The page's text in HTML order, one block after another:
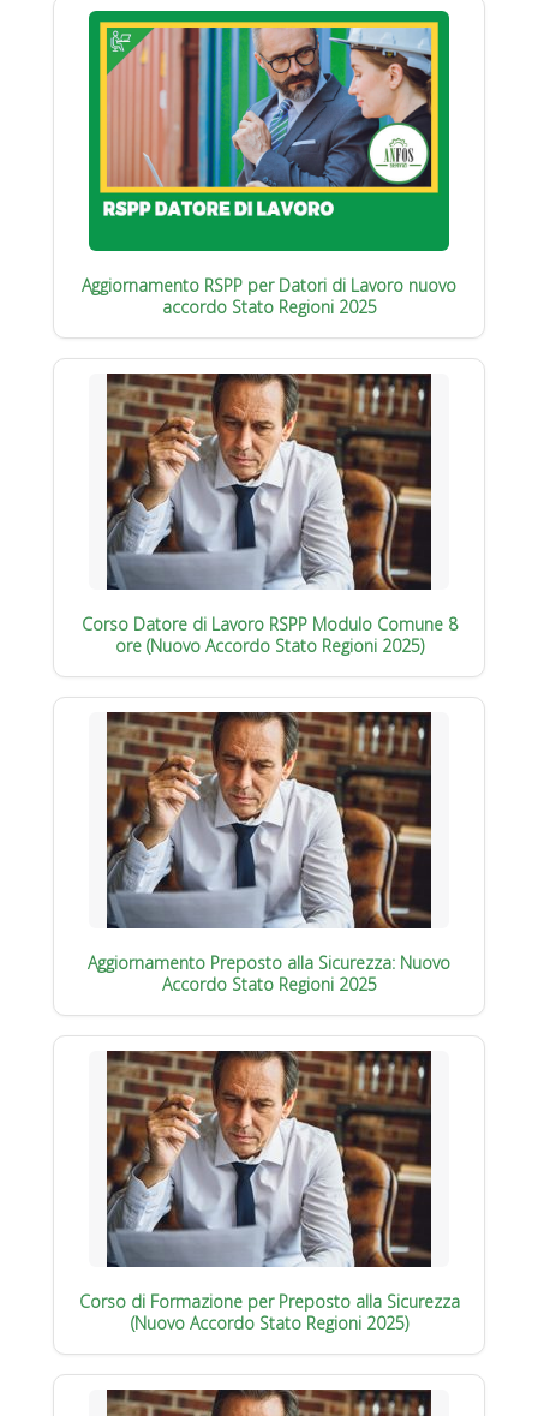
Aggiornamento RSPP per Datori di Lavoro nuovo
accordo Stato Regioni 2025
Corso Datore di Lavoro RSPP Modulo Comune 8
ore (Nuovo Accordo Stato Regioni 2025)
Aggiornamento Preposto alla Sicurezza: Nuovo
Accordo Stato Regioni 2025
Corso di Formazione per Preposto alla Sicurezza
(Nuovo Accordo Stato Regioni 2025)